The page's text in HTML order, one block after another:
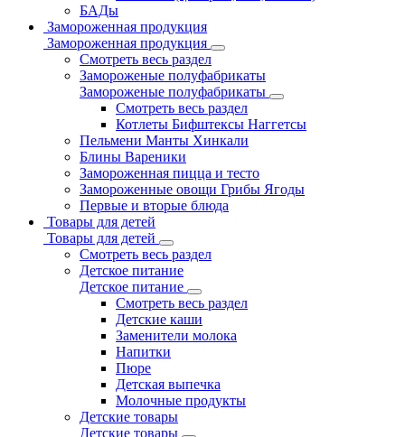
БАДы
Замороженная продукция
Замороженная продукция
Смотреть весь раздел
Замороженые полуфабрикаты
Замороженые полуфабрикаты
Смотреть весь раздел
Котлеты Бифштексы Наггетсы
Пельмени Манты Хинкали
Блины Вареники
Замороженная пицца и тесто
Замороженные овощи Грибы Ягоды
Первые и вторые блюда
Товары для детей
Товары для детей
Смотреть весь раздел
Детское питание
Детское питание
Смотреть весь раздел
Детские каши
Заменители молока
Напитки
Пюре
Детская выпечка
Молочные продукты
Детские товары
Детские товары